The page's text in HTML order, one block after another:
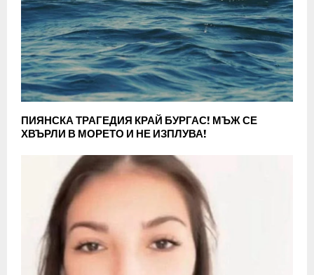
ПИЯНСКА ТРАГЕДИЯ КРАЙ БУРГАС! МЪЖ СЕ
ХВЪРЛИ В МОРЕТО И НЕ ИЗПЛУВА!